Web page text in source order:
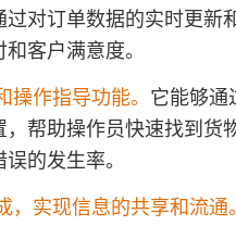
对订单数据的实时更新
客户满意度。
作指导功能。 它能够通
帮助操作员快速找到货
的发生率。
实现信息的共享和流通。